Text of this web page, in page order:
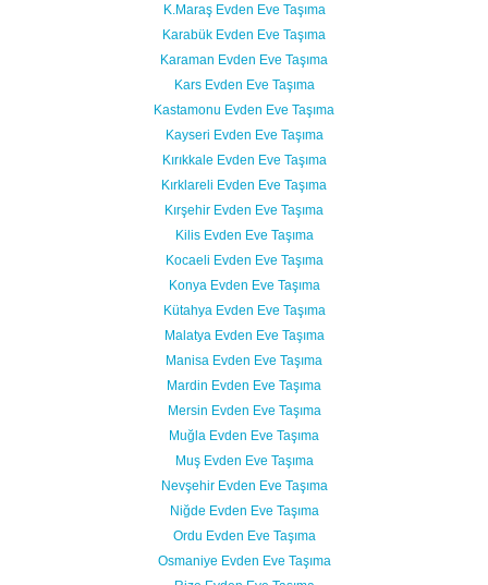
K.Maraş Evden Eve Taşıma
Karabük Evden Eve Taşıma
Karaman Evden Eve Taşıma
Kars Evden Eve Taşıma
Kastamonu Evden Eve Taşıma
Kayseri Evden Eve Taşıma
Kırıkkale Evden Eve Taşıma
Kırklareli Evden Eve Taşıma
Kırşehir Evden Eve Taşıma
Kilis Evden Eve Taşıma
Kocaeli Evden Eve Taşıma
Konya Evden Eve Taşıma
Kütahya Evden Eve Taşıma
Malatya Evden Eve Taşıma
Manisa Evden Eve Taşıma
Mardin Evden Eve Taşıma
Mersin Evden Eve Taşıma
Muğla Evden Eve Taşıma
Muş Evden Eve Taşıma
Nevşehir Evden Eve Taşıma
Niğde Evden Eve Taşıma
Ordu Evden Eve Taşıma
Osmaniye Evden Eve Taşıma